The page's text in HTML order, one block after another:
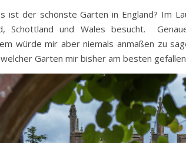
ist der schönste Garten in England? Im
Schottland und Wales besucht.
würde mir aber niemals anmaßen zu
Garten mir bisher am besten